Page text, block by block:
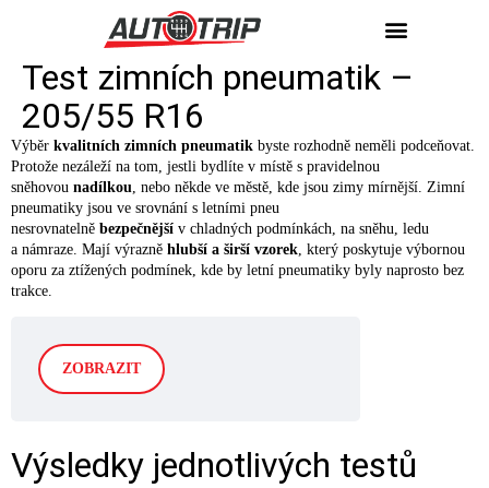
Test zimních pneumatik –
205/55 R16
Výběr kvalitních zimních pneumatik byste rozhodně neměli podceňovat.
Protože nezáleží na tom, jestli bydlíte v místě s pravidelnou
sněhovou nadílkou, nebo někde ve městě, kde jsou zimy mírnější. Zimní
pneumatiky jsou ve srovnání s letními pneu
nesrovnatelně bezpečnější v chladných podmínkách, na sněhu, ledu
a námraze. Mají výrazně hlubší a širší vzorek, který poskytuje výbornou
oporu za ztížených podmínek, kde by letní pneumatiky byly naprosto bez
trakce.
ZOBRAZIT
Výsledky jednotlivých testů